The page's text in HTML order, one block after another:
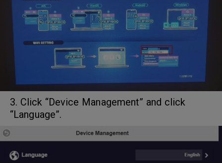
3. Click “Device Management” and click
“Language”.